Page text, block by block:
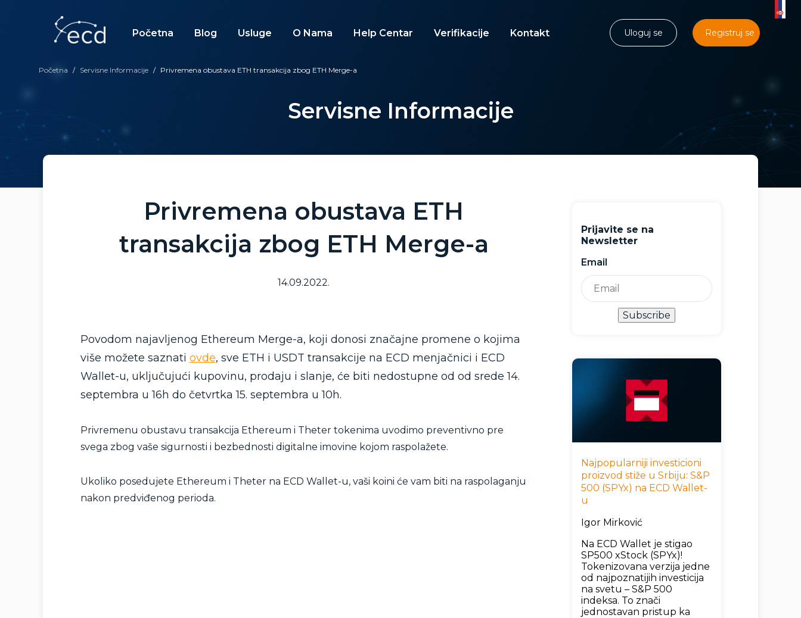
Početna Blog Usluge O Nama Help Centar Verifikacije Kontakt Uloguj se Registruj se
Početna / Servisne Informacije / Privremena obustava ETH transakcija zbog ETH Merge-a
Servisne Informacije
Privremena obustava ETH
transakcija zbog ETH Merge-a
14.09.2022.
Povodom najavljenog Ethereum Merge-a, koji donosi značajne promene o kojima
više možete saznati ovde, sve ETH i USDT transakcije na ECD menjačnici i ECD
Wallet-u, uključujući kupovinu, prodaju i slanje, će biti nedostupne od od srede 14.
septembra u 16h do četvrtka 15. septembra u 10h.
Privremenu obustavu transakcija Ethereum i Theter tokenima uvodimo preventivno pre
svega zbog vaše sigurnosti i bezbednosti digitalne imovine kojom raspolažete.
Ukoliko posedujete Ethereum i Theter na ECD Wallet-u, vaši koini će vam biti na raspolaganju
nakon predviđenog perioda.
Prijavite se na
Newsletter
Email
Subscribe
Najpopularniji investicioni
proizvod stiže u Srbiju: S&P
500 (SPYx) na ECD Wallet-
u
Igor Mirković
Na ECD Wallet je stigao
SP500 xStock (SPYx)!
Tokenizovana verzija jedne
od najpoznatijih investicija
na svetu – S&P 500
indeksa. To znači
jednostavan pristup ka